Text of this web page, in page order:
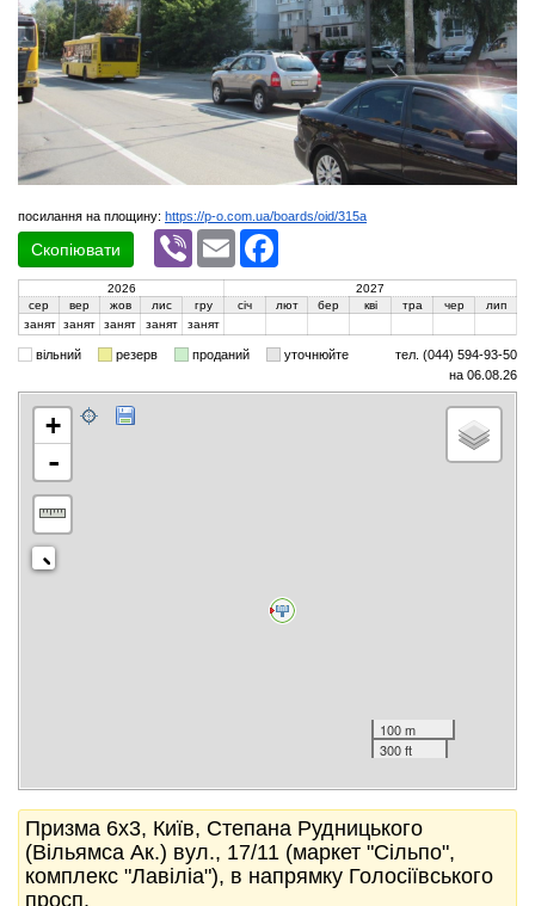
посилання на площину: https://p-o.com.ua/boards/oid/315a
Скопіювати
Viber Email
2026
2027
сер
вер жов лис гру січ лют бер кві тра чер
лип
занят занят занят занят занят
вільний резерв проданий уточнюйте
тел. (044) 594-93-50
на 06.08.26
+
-
100 m
300 ft
Призма 6x3, Київ, Степана Рудницького
(Вільямса Ак.) вул., 17/11 (маркет "Сільпо",
комплекс "Лавіліа"), в напрямку Голосіївського
просп.